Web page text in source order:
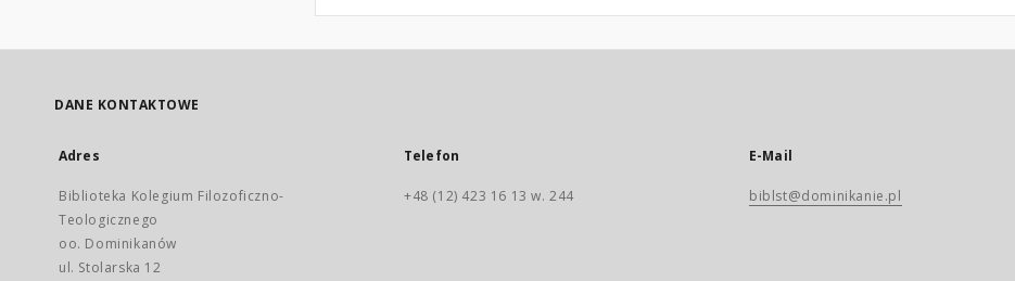
DANE KONTAKTOWE
Adres
Biblioteka Kolegium Filozoficzno-
Teologicznego
oo. Dominikanów
ul. Stolarska 12
Telefon
+48 (12) 423 16 13 w. 244
E-Mail
biblst@dominikanie.pl